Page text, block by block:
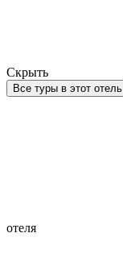
Скрыть
Все туры в этот отель
отеля